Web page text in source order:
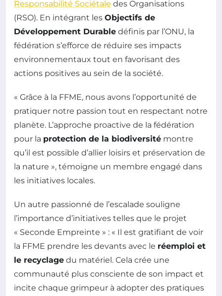
Responsabilité Sociétale des Organisations
(RSO). En intégrant les Objectifs de
Développement Durable définis par l’ONU, la
fédération s’efforce de réduire ses impacts
environnementaux tout en favorisant des
actions positives au sein de la société.
« Grâce à la FFME, nous avons l’opportunité de
pratiquer notre passion tout en respectant notre
planète. L’approche proactive de la fédération
pour la protection de la biodiversité montre
qu’il est possible d’allier loisirs et préservation de
la nature », témoigne un membre engagé dans
les initiatives locales.
Un autre passionné de l’escalade souligne
l’importance d’initiatives telles que le projet
« Seconde Empreinte » : « Il est gratifiant de voir
la FFME prendre les devants avec le réemploi et
le recyclage du matériel. Cela crée une
communauté plus consciente de son impact et
incite chaque grimpeur à adopter des pratiques